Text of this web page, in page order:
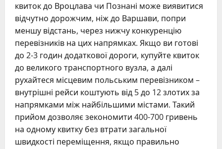
квиток до Вроцлава чи Познані може виявитися
відчутно дорожчим, ніж до Варшави, попри
меншу відстань, через нижчу конкуренцію
перевізників на цих напрямках. Якщо ви готові
до 2-3 годин додаткової дороги, купуйте квиток
до великого транспортного вузла, а далі
рухайтеся місцевим польським перевізником –
внутрішні рейси коштують від 5 до 12 злотих за
напрямками між найбільшими містами. Такий
прийом дозволяє зекономити 400-700 гривень
на одному квитку без втрати загальної
швидкості переміщення, якщо правильно